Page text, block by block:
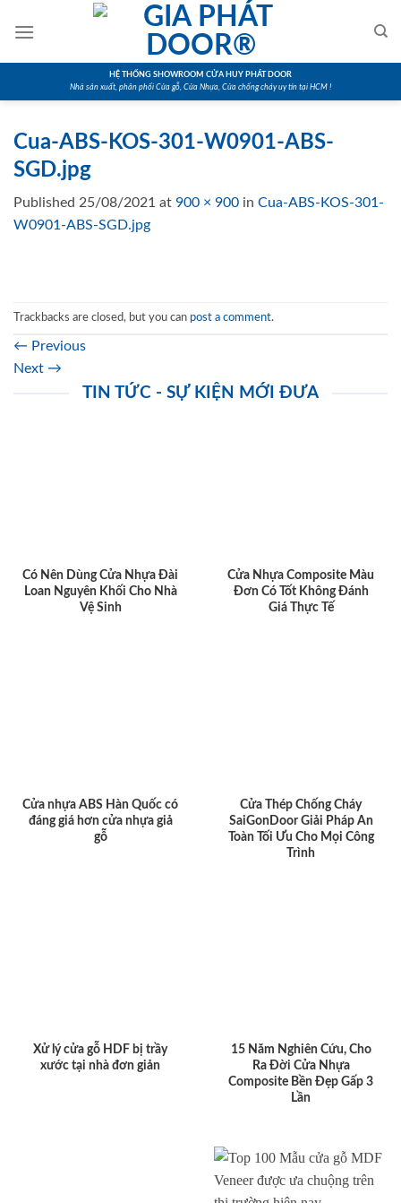
HỆ THỐNG SHOWROOM CỬA HUY PHÁT DOOR
Nhà sản xuất, phân phối Cửa gỗ, Cửa Nhựa, Cửa chống cháy uy tín tại HCM !
Cua-ABS-KOS-301-W0901-ABS-
SGD.jpg
Published 25/08/2021 at 900 × 900 in Cua-ABS-KOS-301-
W0901-ABS-SGD.jpg
Trackbacks are closed, but you can post a comment.
← Previous
Next →
TIN TỨC - SỰ KIỆN MỚI ĐƯA
Có Nên Dùng Cửa Nhựa Đài
Loan Nguyên Khối Cho Nhà
Vệ Sinh
Cửa Nhựa Composite Màu
Đơn Có Tốt Không Đánh
Giá Thực Tế
Cửa nhựa ABS Hàn Quốc có
đáng giá hơn cửa nhựa giả
gỗ
Cửa Thép Chống Cháy
SaiGonDoor Giải Pháp An
Toàn Tối Ưu Cho Mọi Công
Trình
Xử lý cửa gỗ HDF bị trầy
xước tại nhà đơn giản
15 Năm Nghiên Cứu, Cho
Ra Đời Cửa Nhựa
Composite Bền Đẹp Gấp 3
Lần